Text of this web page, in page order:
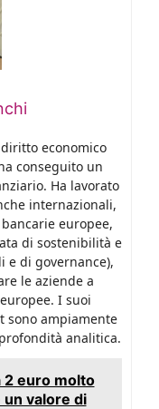
economico
conseguito un
Ha lavorato
internazionali,
europee,
di sostenibilità e
e di governance),
le aziende a
I suoi
sono ampiamente
analitica.
2 euro molto
valore di